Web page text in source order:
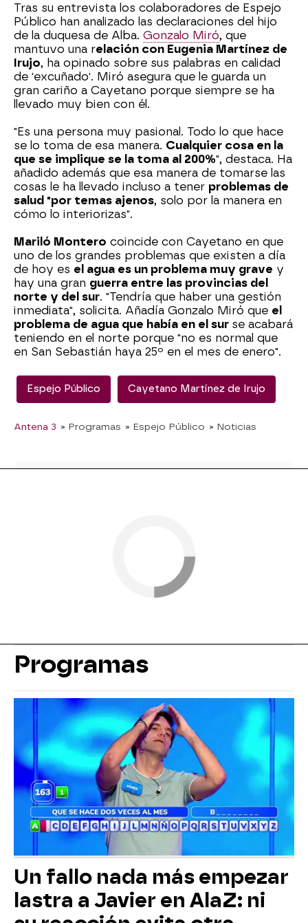
Tras su entrevista los colaboradores de Espejo
Público han analizado las declaraciones del hijo
de la duquesa de Alba. Gonzalo Miró, que
mantuvo una relación con Eugenia Martínez de
Irujo, ha opinado sobre sus palabras en calidad
de 'excuñado'. Miró asegura que le guarda un
gran cariño a Cayetano porque siempre se ha
llevado muy bien con él.
"Es una persona muy pasional. Todo lo que hace
se lo toma de esa manera. Cualquier cosa en la
que se implique se la toma al 200%", destaca. Ha
añadido además que esa manera de tomarse las
cosas le ha llevado incluso a tener problemas de
salud "por temas ajenos, solo por la manera en
cómo lo interiorizas".
Mariló Montero coincide con Cayetano en que
uno de los grandes problemas que existen a día
de hoy es el agua es un problema muy grave y
hay una gran guerra entre las provincias del
norte y del sur. "Tendría que haber una gestión
inmediata", solicita. Añadía Gonzalo Miró que el
problema de agua que había en el sur se acabará
teniendo en el norte porque "no es normal que
en San Sebastián haya 25º en el mes de enero".
Espejo Público Cayetano Martínez de Irujo
Antena 3 » Programas » Espejo Público » Noticias
Programas
Un fallo nada más empezar
lastra a Javier en AlaZ: ni